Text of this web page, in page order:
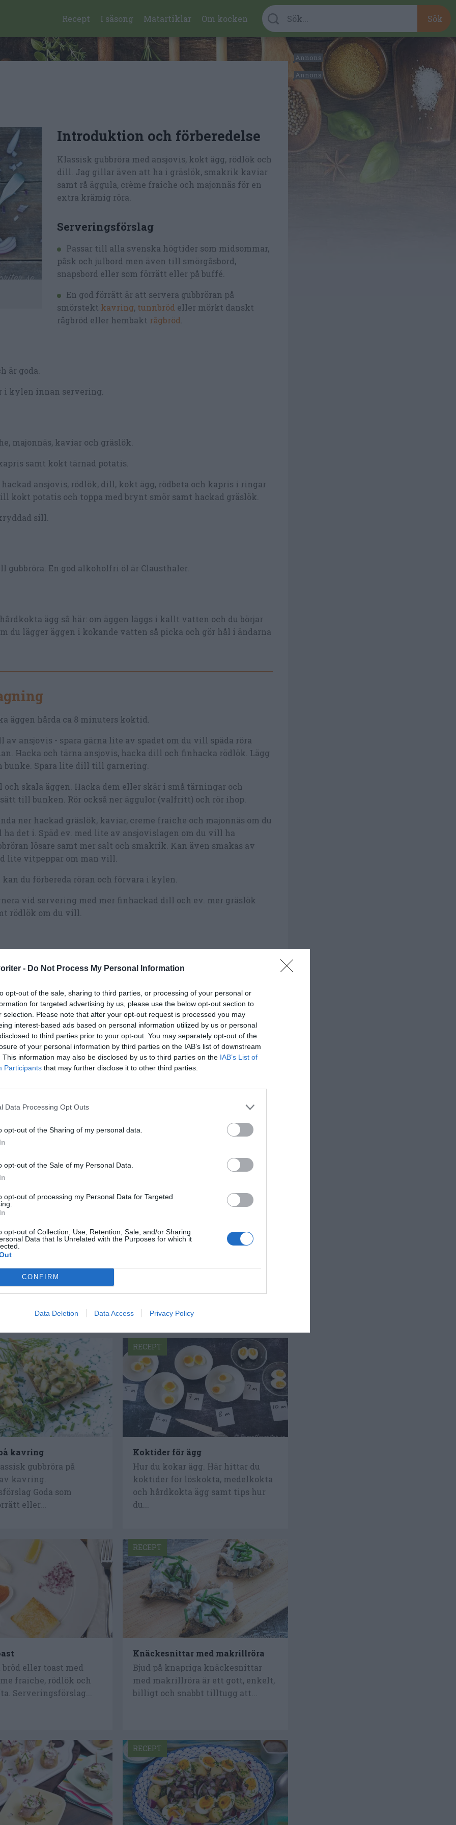
- Do Not Process My Personal Information
opt-out of the sale, sharing to third parties, or processing of your personal or
for targeted advertising by us, please use the below opt-out section to
selection. Please note that after your opt-out request is processed you may
interest-based ads based on personal information utilized by us or personal
to third parties prior to your opt-out. You may separately opt-out of the
of your personal information by third parties on the IAB’s list of downstream
This information may also be disclosed by us to third parties on the IAB’s List of
Participants that may further disclose it to other third parties.
Data Processing Opt Outs
opt-out of the Sharing of my personal data.
opt-out of the Sale of my Personal Data.
opt-out of processing my Personal Data for Targeted
opt-out of Collection, Use, Retention, Sale, and/or Sharing
Data that Is Unrelated with the Purposes for which it
CONFIRM
Data Deletion Data Access Privacy Policy
Recept I säsong Matartiklar Om kocken
Introduktion och förberedelse
Klassisk gubbröra med ansjovis, kokt ägg, rödlök och
dill. Jag gillar även att ha i gräslök, smakrik kaviar
samt rå äggula, crème fraiche och majonnäs för en
extra krämig röra.
Serveringsförslag
Passar till alla svenska högtider som midsommar,
påsk och julbord men även till smörgåsbord,
snapsbord eller som förrätt eller på buffé.
En god förrätt är att servera gubbröran på
smörstekt kavring, tunnbröd eller mörkt danskt
rågbröd eller hembakt rågbröd
är goda.
i kylen innan servering.
majonnäs, kaviar och gräslök.
samt kokt tärnad potatis.
ansjovis, rödlök, dill, kokt ägg, rödbeta och kapris i ringar
kokt potatis och toppa med brynt smör samt hackad gräslök.
sill.
gubbröra. En god alkoholfri öl är Clausthaler.
ägg så här: om äggen läggs i kallt vatten och du börjar
du lägger äggen i kokande vatten så picka och gör hål i ändarna
äggen hårda ca 8 minuters koktid.
av ansjovis - spara gärna lite av spadet om du vill späda röra
Hacka och tärna ansjovis, hacka dill och finhacka rödlök. Lägg
bunke. Spara lite dill till garnering.
och skala äggen. Hacka dem eller skär i små tärningar och
till bunken. Rör också ner äggulor (valfritt) och rör ihop.
ner hackad gräslök, kaviar, creme fraiche och majonnäs om du
det i. Späd ev. med lite av ansjovislagen om du vill ha
lösare samt mer salt och smakrik. Kan även smakas av
lite vitpeppar om man vill.
du förbereda röran och förvara i kylen.
vid servering med mer finhackad dill och ev. mer gräslök
rödlök om du vill.
Buffé
Midsommar
röster)
från restauranghögskolan i
olika recept för alla smaker - noviser
och fotat så att du ska kunna laga dem
kavring
gubbröra på
kavring.
Goda som
eller...
Koktider för ägg
Hur du kokar ägg. Här hittar du
koktider för löskokta, medelkokta
och hårdkokta ägg samt tips hur
du...
RECEPT
eller toast med
fraiche, rödlök och
Serveringsförslag...
Knäckesnittar med makrillröra
Bjud på knapriga knäckesnittar
med makrillröra är ett gott, enkelt,
billigt och snabbt tilltugg att...
RECEPT
RECEPT